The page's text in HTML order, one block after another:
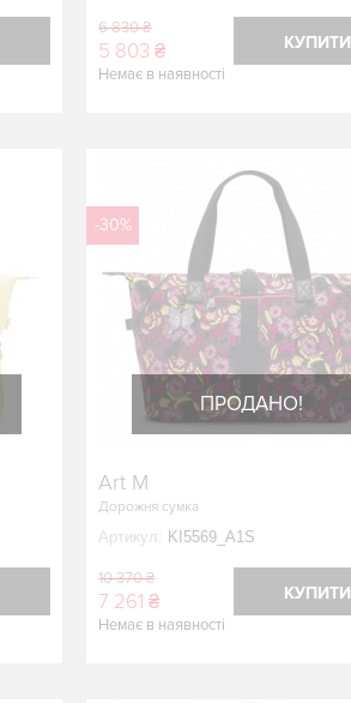
6 830 ₴
5 803 ₴
Немає в наявності
КУПИТИ
ПРОДАНО!
-30%
Art M
Дорожня сумка
Артикул: KI5569_A1S
10 370 ₴
7 261 ₴
Немає в наявності
КУПИТИ